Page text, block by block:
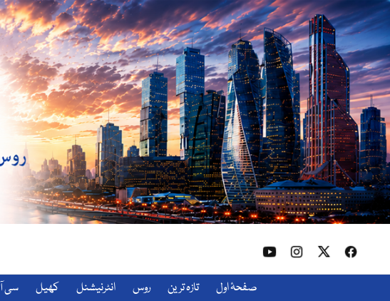
صفحۂ اول تازہ ترین روس انٹرنیشنل کھیل سی